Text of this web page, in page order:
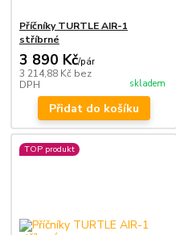
Příčníky TURTLE AIR-1
stříbrné
3 890 Kč/pár
3 214,88 Kč bez
DPH
skladem
Přidat do košíku
TOP produkt